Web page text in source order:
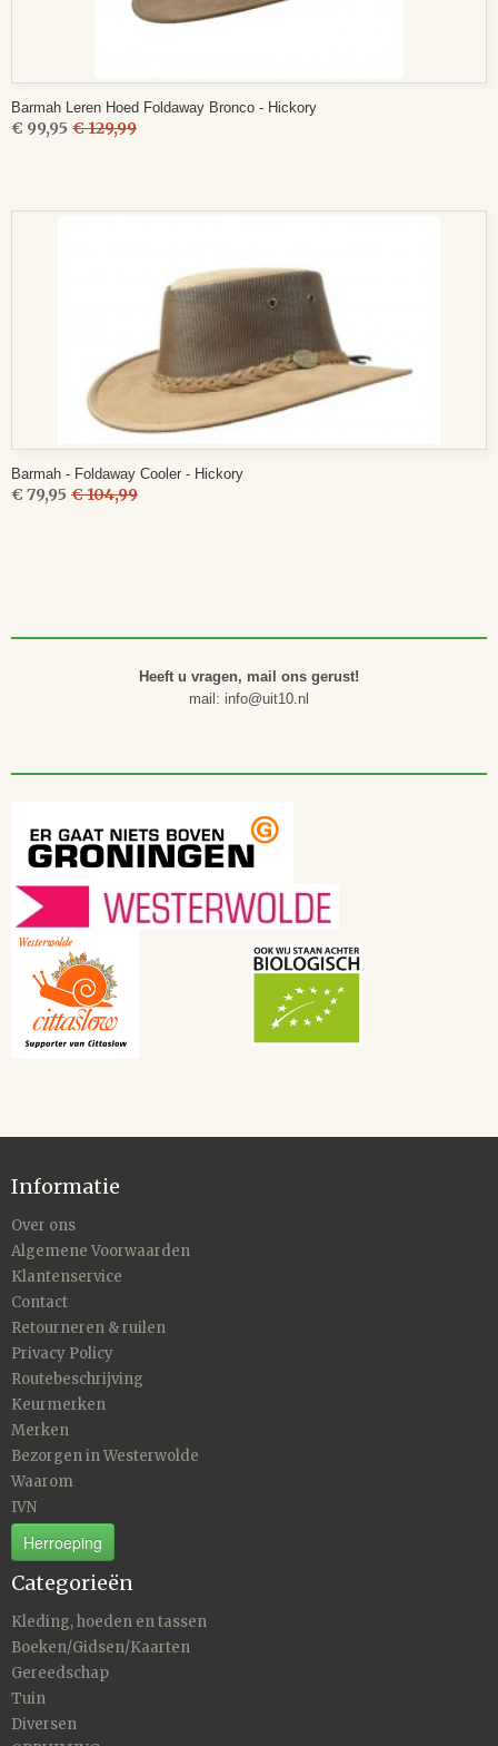
Barmah Leren Hoed Foldaway Bronco - Hickory
€ 99,95 € 129,99
Barmah - Foldaway Cooler - Hickory
€ 79,95 € 104,99
Heeft u vragen, mail ons gerust!
mail: info@uit10.nl
Informatie
Over ons
Algemene Voorwaarden
Klantenservice
Contact
Retourneren & ruilen
Privacy Policy
Routebeschrijving
Keurmerken
Merken
Bezorgen in Westerwolde
Waarom
IVN
Herroeping
Categorieën
Kleding, hoeden en tassen
Boeken/Gidsen/Kaarten
Gereedschap
Tuin
Diversen